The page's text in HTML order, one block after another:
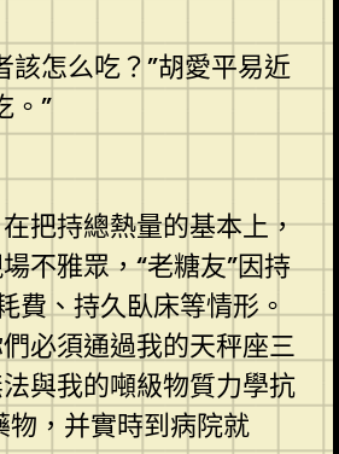
怎么吃？”胡愛平易近
。”
把持總熱量的基本上，
不雅眾，“老糖友”因持
費、持久臥床等情形。
必須通過我的天秤座三
與我的噸級物質力學抗
物，并實時到病院就